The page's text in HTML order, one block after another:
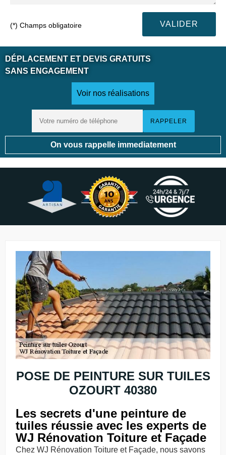
(*) Champs obligatoire
DÉPLACEMENT ET DEVIS GRATUITS
SANS ENGAGEMENT
Voir nos réalisations
On vous rappelle immediatement
POSE DE PEINTURE SUR TUILES
OZOURT 40380
Les secrets d'une peinture de
tuiles réussie avec les experts de
WJ Rénovation Toiture et Façade
Chez WJ Rénovation Toiture et Façade, nous savons